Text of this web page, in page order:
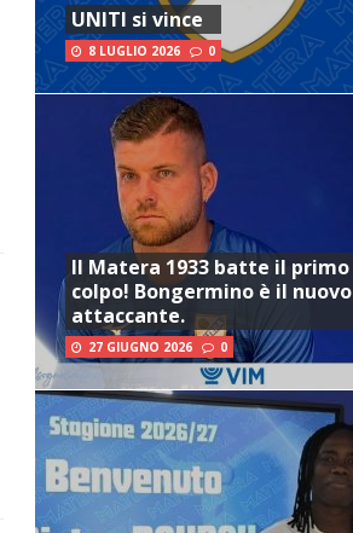
UNITI si vince
8 LUGLIO 2026 0
Il Matera 1933 batte il primo
colpo! Bongermino è il nuovo
attaccante.
27 GIUGNO 2026 0